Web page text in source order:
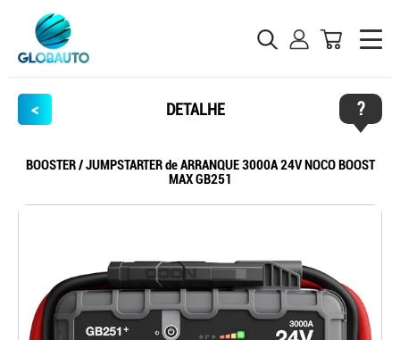
< DETALHE ?
BOOSTER / JUMPSTARTER de ARRANQUE 3000A 24V NOCO BOOST
MAX GB251